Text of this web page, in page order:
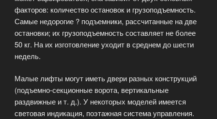
факторов: количество остановок и грузоподъемность.
Самые недорогие ? подъемники, рассчитанные на две
остановки; их грузоподъемность составляет не более
50 кг. На их изготовление уходит в среднем до шести
недель.
Малые лифты могут иметь двери разных конструкций
(подъемно-секционные ворота, вертикальные
раздвижные и т. д.). У некоторых моделей имеется
световая индикация, поэтажная система управления.